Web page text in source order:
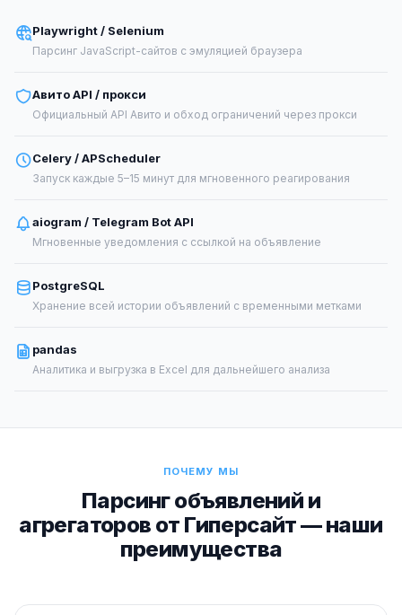
Playwright / Selenium
Парсинг JavaScript-сайтов с эмуляцией браузера
Авито API / прокси
Официальный API Авито и обход ограничений через прокси
Celery / APScheduler
Запуск каждые 5–15 минут для мгновенного реагирования
aiogram / Telegram Bot API
Мгновенные уведомления с ссылкой на объявление
PostgreSQL
Хранение всей истории объявлений с временными метками
pandas
Аналитика и выгрузка в Excel для дальнейшего анализа
ПОЧЕМУ МЫ
Парсинг объявлений и
агрегаторов от Гиперсайт — наши
преимущества